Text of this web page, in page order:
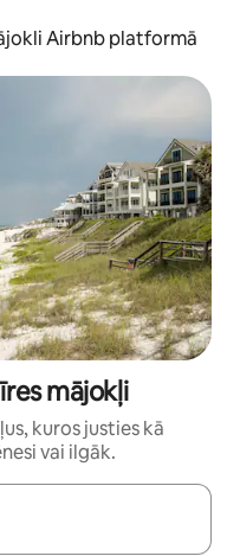
Airbnb platformā
mājokļi
kuros justies kā
vai ilgāk.
bultiņu uz augšu un